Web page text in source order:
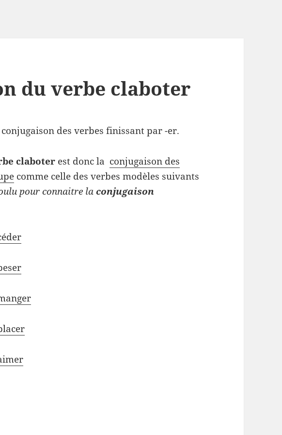
du verbe claboter
des verbes finissant par -er.
claboter est donc la conjugaison des
comme celle des verbes modèles suivants
pour connaitre laconjugaison